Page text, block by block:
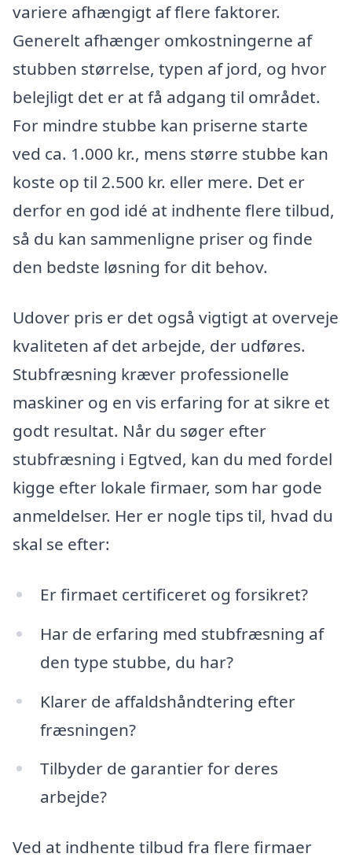
variere afhængigt af flere faktorer.
Generelt afhænger omkostningerne af
stubben størrelse, typen af jord, og hvor
belejligt det er at få adgang til området.
For mindre stubbe kan priserne starte
ved ca. 1.000 kr., mens større stubbe kan
koste op til 2.500 kr. eller mere. Det er
derfor en god idé at indhente flere tilbud,
så du kan sammenligne priser og finde
den bedste løsning for dit behov.
Udover pris er det også vigtigt at overveje
kvaliteten af det arbejde, der udføres.
Stubfræsning kræver professionelle
maskiner og en vis erfaring for at sikre et
godt resultat. Når du søger efter
stubfræsning i Egtved, kan du med fordel
kigge efter lokale firmaer, som har gode
anmeldelser. Her er nogle tips til, hvad du
skal se efter:
Er firmaet certificeret og forsikret?
Har de erfaring med stubfræsning af
den type stubbe, du har?
Klarer de affaldshåndtering efter
fræsningen?
Tilbyder de garantier for deres
arbejde?
Ved at indhente tilbud fra flere firmaer